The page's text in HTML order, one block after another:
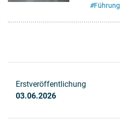
#Führung
Erstveröffentlichung
03.06.2026